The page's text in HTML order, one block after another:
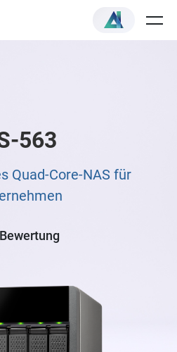
563
Quad-Core-NAS für
Bewertung